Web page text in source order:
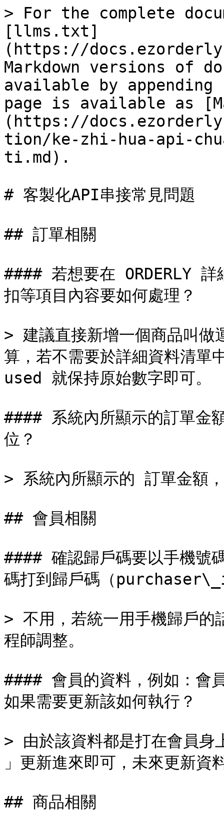
> For the complete
[llms.txt]
(https://
Markdown versions of
available by
page is available as
(https://
tion/ke-zhi-hua-api-
ti.md).
# 客製化API串接常見問題
## 訂單相關
#### 若想要在 ORDERLY 詳
扣等項目內容要如何處理？
> 建議直接新增一個商品叫做
算，若不需要於詳細資料清
used 就保持原始數字即可。
#### 系統內所顯示的訂單金
位？
> 系統內所顯示的 訂單金
## 會員相關
#### 確認歸戶碼要以手機號
碼打到歸戶碼（
> 不用，若統一用手機歸戶的
程師調整。
#### 會員的資料，例如：會
如果需要更新該如何執行？
> 由於該資料都是打在會員
」更新進來即可，未來更新資
## 商品相關